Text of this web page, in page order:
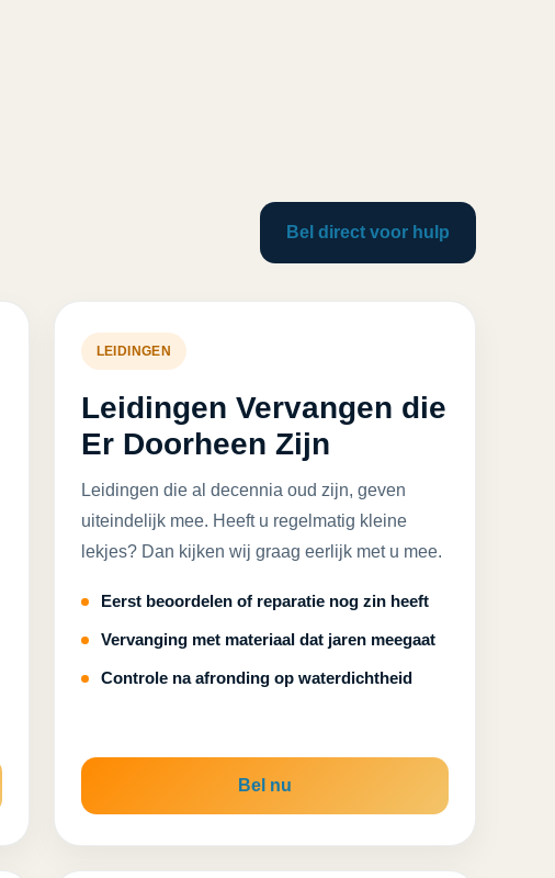
Bel direct voor hulp
LEIDINGEN
Leidingen Vervangen die
Er Doorheen Zijn
Leidingen die al decennia oud zijn, geven
uiteindelijk mee. Heeft u regelmatig kleine
lekjes? Dan kijken wij graag eerlijk met u mee.
Eerst beoordelen of reparatie nog zin heeft
Vervanging met materiaal dat jaren meegaat
Controle na afronding op waterdichtheid
Bel nu